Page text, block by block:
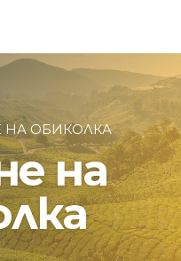
НА ОБИКОЛКА
на